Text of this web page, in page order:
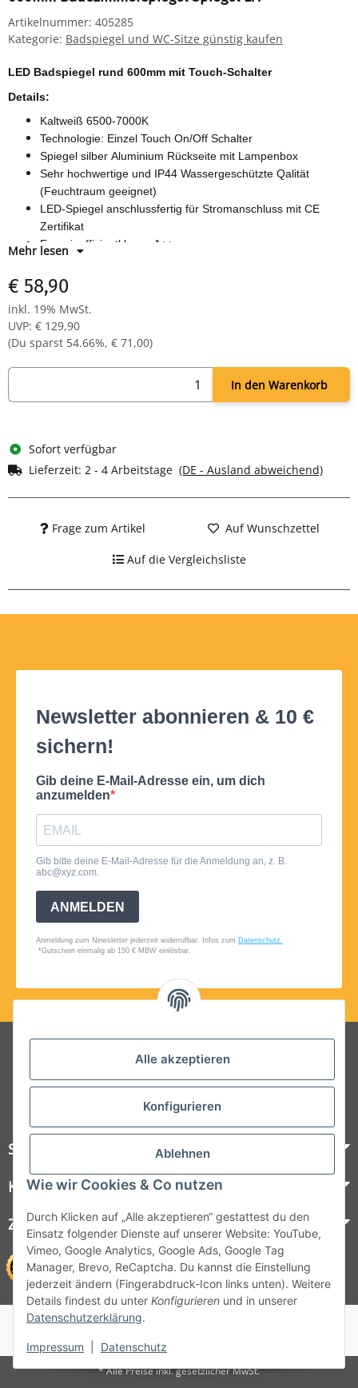
Alle akzeptieren
Konfigurieren
Ablehnen
Wie wir Cookies & Co nutzen
Durch Klicken auf „Alle akzeptieren“ gestattest du den
Einsatz folgender Dienste auf unserer Website: YouTube,
Vimeo, Google Analytics, Google Ads, Google Tag
Manager, Brevo, ReCaptcha. Du kannst die Einstellung
jederzeit ändern (Fingerabdruck-Icon links unten). Weitere
Details findest du unter Konfigurieren und in unserer
Datenschutzerklärung.
Impressum Datenschutz
Artikelnummer: 405285
Kategorie: Badspiegel und WC-Sitze günstig kaufen
LED Badspiegel rund 600mm mit Touch-Schalter
Details:
Kaltweiß 6500-7000K
Technologie: Einzel Touch On/Off Schalter
Spiegel silber Aluminium Rückseite mit Lampenbox
Sehr hochwertige und IP44 Wassergeschützte Qalität
(Feuchtraum geeignet)
LED-Spiegel anschlussfertig für Stromanschluss mit CE
Zertifikat
Energieeffizientklasse A++
Haltbares Kristallglas mit geschliffenen Rändern Blei und
Kupferfrei für eine bessere Oberfläche
Energiesparende LED Dioden 6-7W 2835-60 mit einer langer
Lebensdauer (bis 50000h)
Größe: 600mm (rund)
Mehr lesen
€ 58,90
inkl. 19% MwSt.
UVP: € 129,90
(Du sparst 54.66%, € 71,00)
In den Warenkorb
Sofort verfügbar
Lieferzeit: 2 - 4 Arbeitstage (DE - Ausland abweichend)
Frage zum Artikel Auf Wunschzettel
Auf die Vergleichsliste
Folgt uns auf Social Media
Steelboxx
Kundenservice
Zahlungsmöglichkeiten
© 1964 - 2026 Lüllmann GmbH
© 1964 - 2024 Lüllmann GmbH
* Alle Preise inkl. gesetzlicher MwSt.